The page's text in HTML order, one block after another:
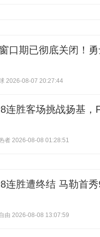
窗口期已彻底关闭！
2026-08-07 20:27:44
连胜客场挑战扬基
者 2026-08-08 01:28:51
连胜遭终结 马勒首
由 2026-08-08 13:07:59